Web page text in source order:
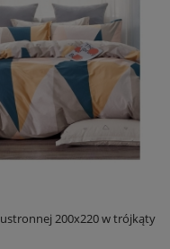
200x220 w trójkąty